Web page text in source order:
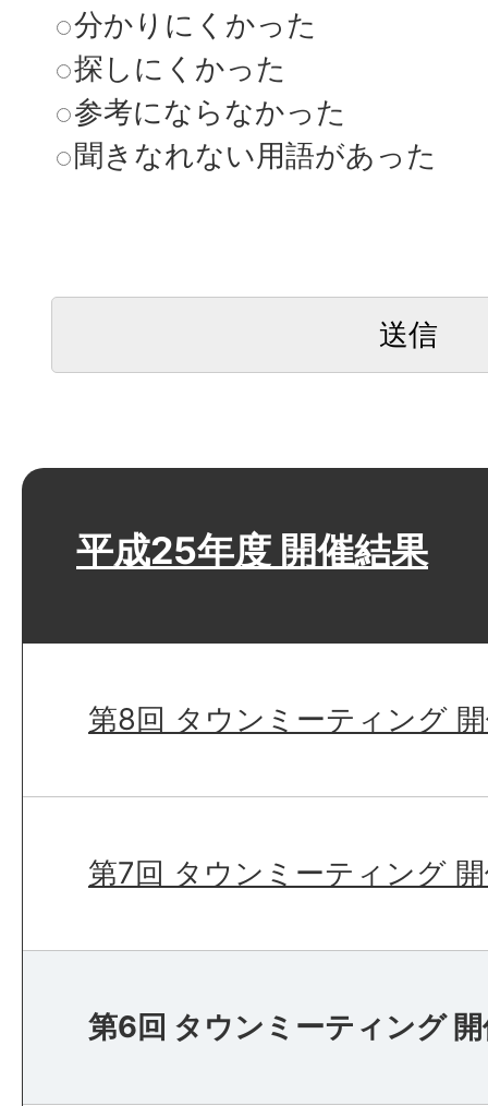
分かりにくかった
探しにくかった
参考にならなかった
聞きなれない用語があった
平成25年度 開催結果
第8回 タウンミーティング
第7回 タウンミーティング
第6回 タウンミーティング